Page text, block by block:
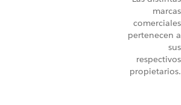
marcas
comerciales
pertenecen a
sus
respectivos
propietarios.